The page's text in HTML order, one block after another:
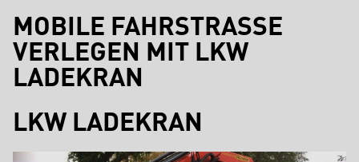
MOBILE FAHRSTRASSE V
ERLEGEN MIT LKW L
ADEKRAN
LKW LADEKRAN